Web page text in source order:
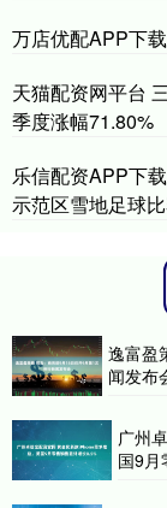
万店优配APP下
天猫配资网平台
季度涨幅71.80%
乐信配资APP下
示范区雪地足球
逸富盈
闻发布
广州
国9月